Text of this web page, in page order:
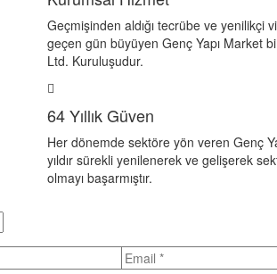
Geçmişinden aldığı tecrübe ve yenilikçi
geçen gün büyüyen Genç Yapı Market
Ltd. Kuruluşudur.
64 Yıllık Güven
Her dönemde sektöre yön veren Genç
yıldır sürekli yenilenerek ve gelişerek
olmayı başarmıştır.